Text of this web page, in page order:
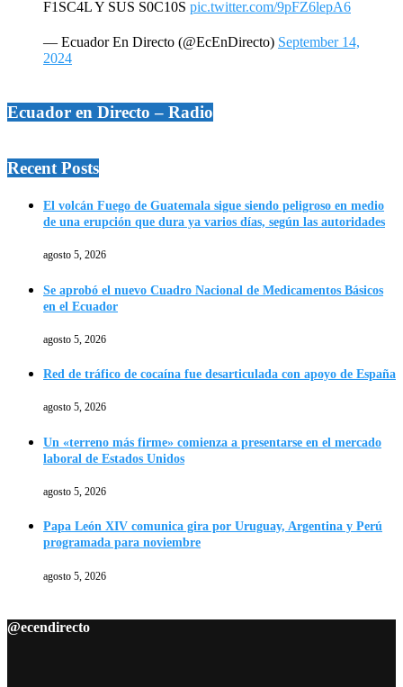
F1SC4L Y SUS S0C10S pic.twitter.com/9pFZ6lepA6
— Ecuador En Directo (@EcEnDirecto) September 14,
2024
Ecuador en Directo – Radio
Recent Posts
El volcán Fuego de Guatemala sigue siendo peligroso en medio
de una erupción que dura ya varios días, según las autoridades
agosto 5, 2026
Se aprobó el nuevo Cuadro Nacional de Medicamentos Básicos
en el Ecuador
agosto 5, 2026
Red de tráfico de cocaína fue desarticulada con apoyo de España
agosto 5, 2026
Un «terreno más firme» comienza a presentarse en el mercado
laboral de Estados Unidos
agosto 5, 2026
Papa León XIV comunica gira por Uruguay, Argentina y Perú
programada para noviembre
agosto 5, 2026
@ecendirecto